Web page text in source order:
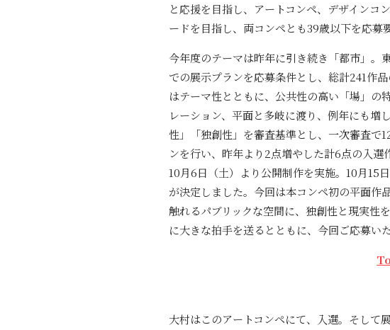
と応援を目指し、アートコンペ、デザインコ
ードを目指し、両コンペとも39歳以下を応募
今年度のテーマは昨年に引き続き「都市」。
での展示プランを応募条件とし、総計241作
はテーマ性とともに、公共性の高い「場」の
レーション、平面と多岐に渡り、例年にも
性」「独創性」を審査基準とし、一次審査で
ンを行い、昨年より2点増やした計6点の入
10月6日（土）より公開制作を実施。10月15
が決定しました。今回は本コンペ初の平面作
触れるパブリックな空間に、独創性と現実性
に大きな拍手を送るとともに、今回ご応募い
大村はこのアートコンペにて、入選。そして